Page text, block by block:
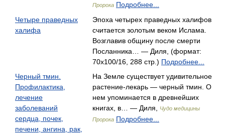
Пророка Подробнее...
Четыре праведных
халифа
Эпоха четырех праведных халифов
считается золотым веком Ислама.
Возглавив общину после смерти
Посланника… — Диля, (формат:
70x100/16, 288 стр.) Подробнее...
Черный тмин.
Профилактика,
лечение
заболеваний
сердца, почек,
печени, ангина, рак,
На Земле существует удивительное
растение-лекарь — черный тмин. О
нем упоминается в древнейших
книгах, в… — Диля,
Чудо медицины
Пророка Подробнее...